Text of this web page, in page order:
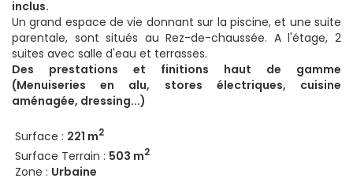
inclus.
Un grand espace de vie donnant sur la piscine, et une suite
parentale, sont situés au Rez-de-chaussée. A l'étage, 2
suites avec salle d'eau et terrasses.
Des prestations et finitions haut de gamme
(Menuiseries en alu, stores électriques, cuisine
aménagée, dressing...)
Surface : 221 m2
Surface Terrain : 503 m2
Zone : Urbaine